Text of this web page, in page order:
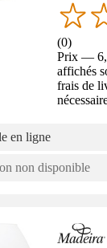
(0)
Prix —
affichés
frais de
en ligne
non disponible